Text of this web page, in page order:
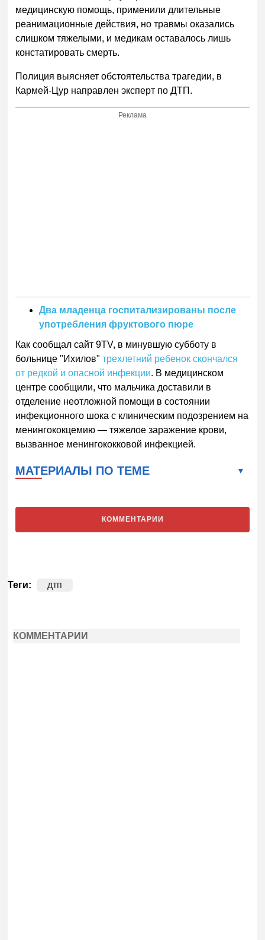
медицинскую помощь, применили длительные
реанимационные действия, но травмы оказались
слишком тяжелыми, и медикам оставалось лишь
констатировать смерть.
Полиция выясняет обстоятельства трагедии, в
Кармей-Цур направлен эксперт по ДТП.
Реклама
Два младенца госпитализированы после
употребления фруктового пюре
Как сообщал сайт 9TV, в минувшую субботу в
больнице "Ихилов"трехлетний ребенок скончался
от редкой и опасной инфекции. В медицинском
центре сообщили, что мальчика доставили в
отделение неотложной помощи в состоянии
инфекционного шока с клиническим подозрением на
менингококцемию — тяжелое заражение крови,
вызванное менингококковой инфекцией.
МАТЕРИАЛЫ ПО ТЕМЕ
КОММЕНТАРИИ
Теги: дтп
КОММЕНТАРИИ